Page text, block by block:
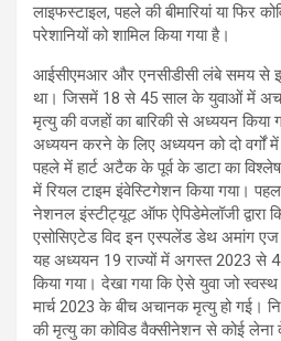
लाइफस्टाइल, पहले की बीमारियां या फिर
परेशानियों को शामिल किया गया है।
आईसीएमआर और एनसीडीसी लंबे समय से
था। जिसमें 18 से 45 साल के युवाओं में
मृत्यु की वजहों का बारिकी से अध्ययन किया
अध्ययन करने के लिए अध्ययन को दो वर्गों में
पहले में हार्ट अटैक के पूर्व के डाटा का
में रियल टाइम इंवेस्टिगेशन किया गया।
नेशनल इंस्टीट्यूट ऑफ ऐपिडेमेलॉजी द्वारा
एसोसिएटेड विद इन एस्पलेंड डेथ अमांग एज
यह अध्ययन 19 राज्यों में अगस्त 2023 से
किया गया। देखा गया कि ऐसे युवा जो
मार्च 2023 के बीच अचानक मृत्यु हो गई।
की मृत्यु का कोविड वैक्सीनेशन से कोई लेना